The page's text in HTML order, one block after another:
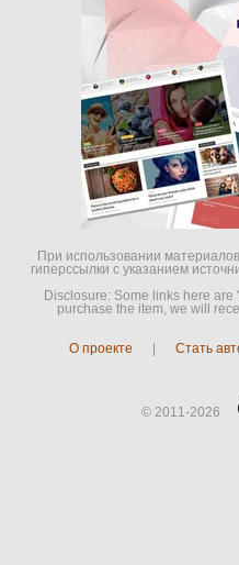
При использовании
гиперссылки c указанием
Disclosure: Some links here are
purchase the item, we will
О проекте Стать
© 2011-2026